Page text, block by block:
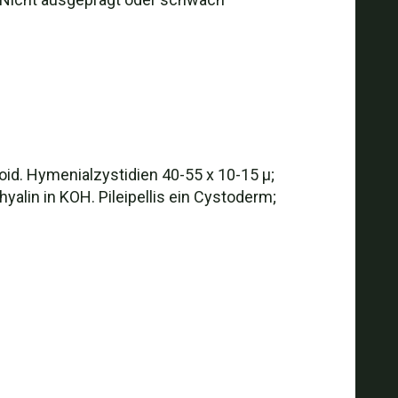
Hymenialzystidien 40-55 x 10-15 µ;
in KOH. Pileipellis ein Cystoderm;